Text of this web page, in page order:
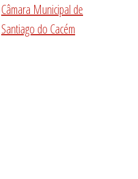
Câmara Municipal de
Santiago do Cacém